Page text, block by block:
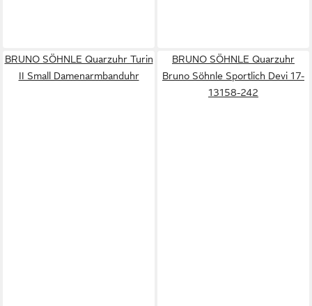
BRUNO SÖHNLE Quarzuhr Turin
II Small Damenarmbanduhr
BRUNO SÖHNLE Quarzuhr
Bruno Söhnle Sportlich Devi 17-
13158-242